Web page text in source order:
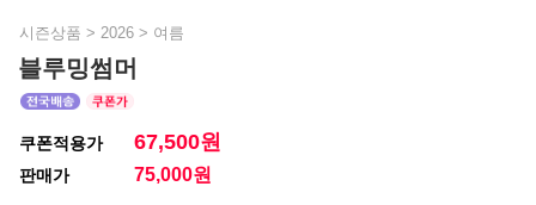
시즌상품 > 2026 > 여름
블루밍썸머
쿠폰적용가 67,500원
판매가 75,000원